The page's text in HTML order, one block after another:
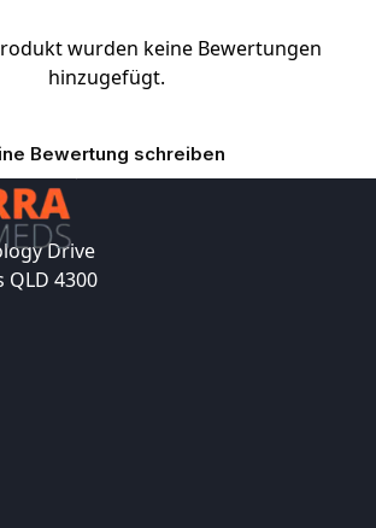
wurden keine Bewertungen
hinzugefügt.
Bewertung schreiben
Drive
4300